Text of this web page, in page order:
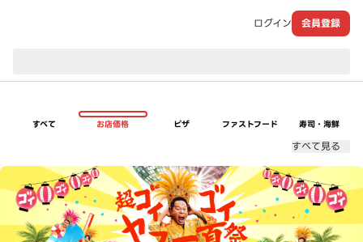
ログイン 会員登録
すべて お店価格 ピザ ファストフード 寿司・海鮮
すべて見る
超ゴイゴイヤスー夏祭